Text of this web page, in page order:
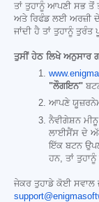
ਤਾਂ ਤੁਹਾਨੂੰ ਆਪਣੀ ਸਭ ਤੋਂ
ਅਤੇ ਰਿਫੰਡ ਲਈ ਅਰਜ਼ੀ
ਜਾਂਦੀ ਹੈ ਤਾਂ ਤੁਹਾਨੂੰ ਤੁਰੰਤ
ਤੁਸੀਂ ਹੇਠ ਲਿਖੇ ਅਨੁਸਾਰ
"ਲੌਗਇਨ"
ਆਪਣੇ
ਨੈਵੀਗੇਸ਼ਨ ਮੀਨੂ
ਲਾਈਸੈਂਸ ਦੇ
ਇੱਕ ਬਟਨ
ਹਨ, ਤਾਂ
ਜੇਕਰ ਤੁਹਾਡੇ ਕੋਈ ਸਵਾਲ